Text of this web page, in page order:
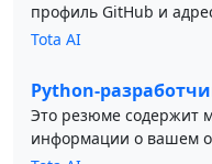
профиль GitHub и
Tota AI
Python-
Это резюме содержит
информации о вашем